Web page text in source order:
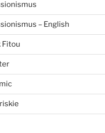
– English
Fitou